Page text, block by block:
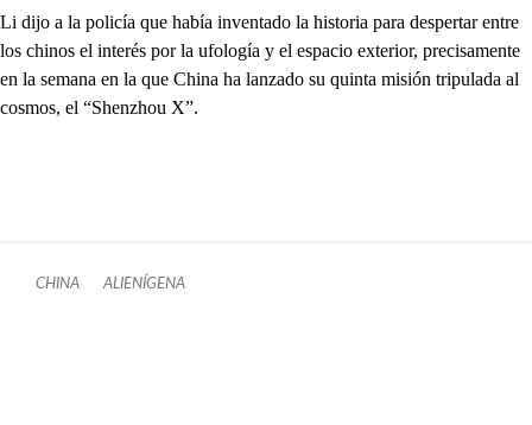
Li dijo a la policía que había inventado la historia para despertar entre
los chinos el interés por la ufología y el espacio exterior, precisamente
en la semana en la que China ha lanzado su quinta misión tripulada al
cosmos, el “Shenzhou X”.
CHINA ALIENÍGENA